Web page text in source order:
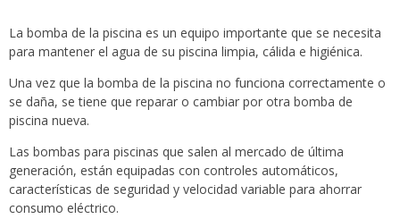
La bomba de la piscina es un equipo importante que se necesita
para mantener el agua de su piscina limpia, cálida e higiénica.
Una vez que la bomba de la piscina no funciona correctamente o
se daña, se tiene que reparar o cambiar por otra bomba de
piscina nueva.
Las bombas para piscinas que salen al mercado de última
generación, están equipadas con controles automáticos,
características de seguridad y velocidad variable para ahorrar
consumo eléctrico.